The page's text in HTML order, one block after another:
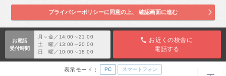
お電話
受付時間
月～金／14:00～21:00
土 曜／13:00～20:00
日 曜／10:00～18:00
お近くの校舎に
電話する
表示モード： PC スマートフォン